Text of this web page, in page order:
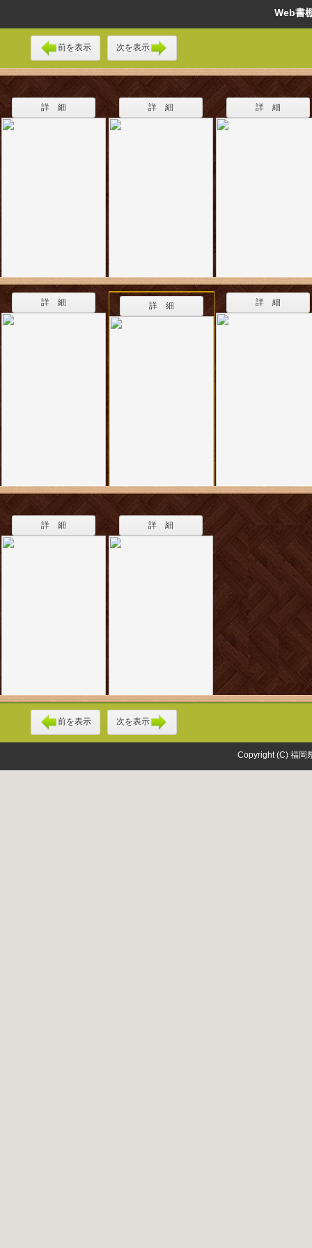
Web
前を表示 次を表示
詳 細 詳 細 詳 細
詳 細 詳 細 詳 細
詳 細 詳 細
前を表示 次を表示
Copyright (C) 福岡